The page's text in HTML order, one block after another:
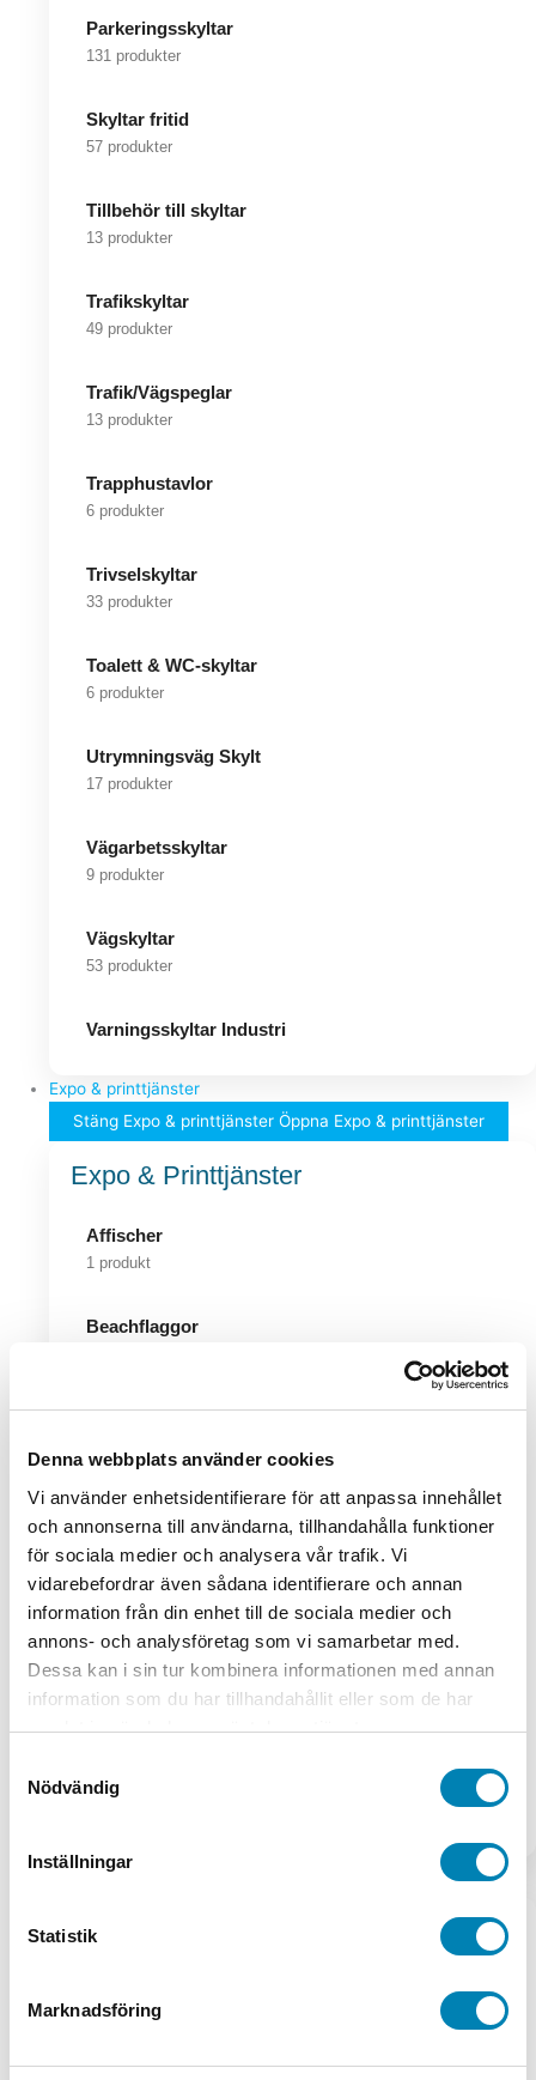
Denna webbplats använder cookies
Vi använder enhetsidentifierare för att anpassa innehållet
och annonserna till användarna, tillhandahålla funktioner
för sociala medier och analysera vår trafik. Vi
vidarebefordrar även sådana identifierare och annan
information från din enhet till de sociala medier och
annons- och analysföretag som vi samarbetar med.
Dessa kan i sin tur kombinera informationen med annan
information som du har tillhandahållit eller som de har
samlat in när du har använt deras tjänster.
Nödvändig
Inställningar
Statistik
Marknadsföring
Parkeringsskyltar
131 produkter
Skyltar fritid
57 produkter
Tillbehör till skyltar
13 produkter
Trafikskyltar
49 produkter
Trafik/Vägspeglar
13 produkter
Trapphustavlor
6 produkter
Trivselskyltar
33 produkter
Toalett & WC-skyltar
6 produkter
Utrymningsväg Skylt
17 produkter
Vägarbetsskyltar
9 produkter
Vägskyltar
53 produkter
Varningsskyltar Industri
Expo & printtjänster
Stäng Expo & printtjänster Öppna Expo & printtjänster
Expo & Printtjänster
Affischer
1 produkt
Beachflaggor
Broschyrställ
Gatuställ & Snäppramar
9 produkter
Studentplakat
Tryckning Visitkort
Utskrift / Kopiering av ritningar
Idrottspriser Öppna Idrottspriser
Idrottspriser
134 produkter